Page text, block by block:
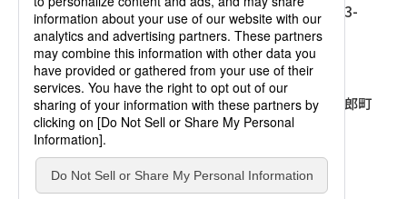
麹町店
〒102-0093 東京都千代田区平河町1-3-
13 8F［アクセス］
TEL：03-3239-8673／FAX：03-3263-
3116
大阪店
〒541-0056 大阪府大阪市中央区久太郎町
4-2-10
大西ビルディング 1階［
TEL：06-4256-2684／FAX：03-6733-
7887